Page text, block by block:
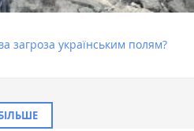
загроза українським полям?